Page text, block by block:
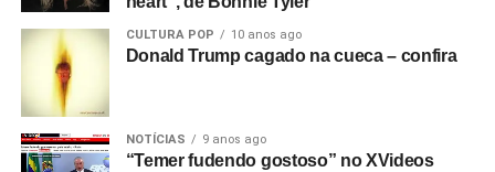
CULTURA POP 10 anos ago
Donald Trump cagado na cueca – confira
NOTÍCIAS 9 anos ago
“Temer fudendo gostoso” no XVideos